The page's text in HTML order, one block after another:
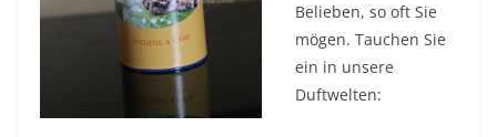
Belieben, so oft Sie
mögen. Tauchen Sie
ein in unsere
Duftwelten: